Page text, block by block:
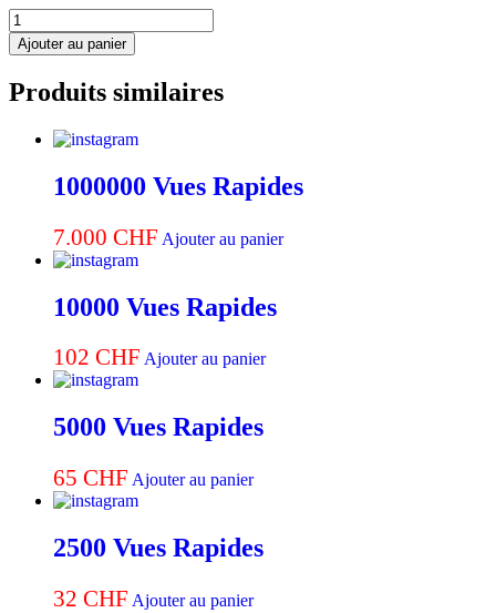
quantité
de
50000
Rapides
Ajouter au panier
Produits similaires
1000000 Vues Rapides
7.000 CHF Ajouter au panier
10000 Vues Rapides
102 CHF Ajouter au panier
5000 Vues Rapides
65 CHF Ajouter au panier
2500 Vues Rapides
32 CHF Ajouter au panier